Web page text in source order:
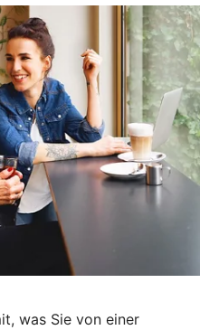
was Sie von einer